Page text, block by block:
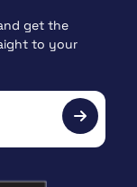
get the
to your